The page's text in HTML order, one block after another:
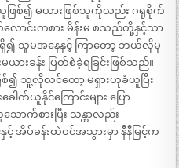
င်းသူဖြစ်၍ မယားဖြစ်သူကိုလည်း ဂရုစိုက်
ောင်းကစား မိန်းမ စသည်တို့နှင့်သာ
မရှိ၍ သူမအနေနှင့် ကြာတော့ ဘယ်လိုမှ
းခန်း ပြတ်စဲခဲ့ရခြင်းဖြစ်သည်။
စ်၍ သူ့လိုလင်တော့ မရှားဟုခံယူပြီး
က်ယူနိုင်ကြောင်းများ ပြော
ာက်စားပြီး သန္တာလည်း
အိပ်ခန်းထဲဝင်အသွားမှာ နီနီမြင့်က